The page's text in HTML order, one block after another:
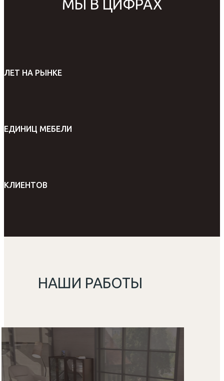
МЫ В ЦИФРАХ
ЛЕТ НА РЫНКЕ
ЕДИНИЦ МЕБЕЛИ
КЛИЕНТОВ
НАШИ РАБОТЫ